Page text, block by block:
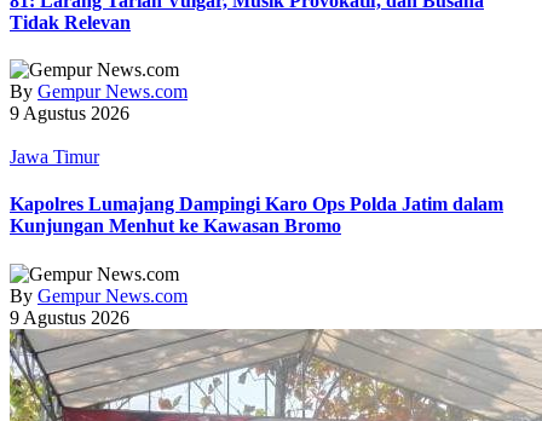
Tidak Relevan
By Gempur News.com
9 Agustus 2026
Jawa Timur
Kapolres Lumajang Dampingi Karo Ops Polda Jatim dalam
Kunjungan Menhut ke Kawasan Bromo
By Gempur News.com
9 Agustus 2026